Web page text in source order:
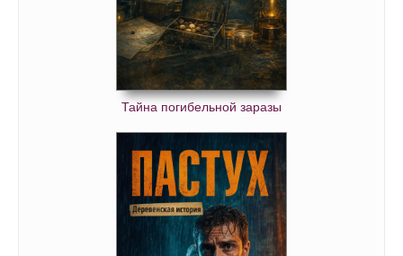
Тайна погибельной заразы